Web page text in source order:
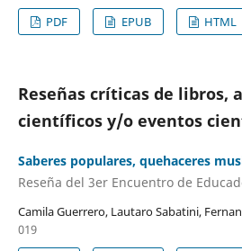
PDF
EPUB HTML
Reseñas críticas de libros,
científicos y/o eventos
Saberes populares, quehaceres
Reseña del 3er Encuentro de
Camila Guerrero, Lautaro Sabatini,
019